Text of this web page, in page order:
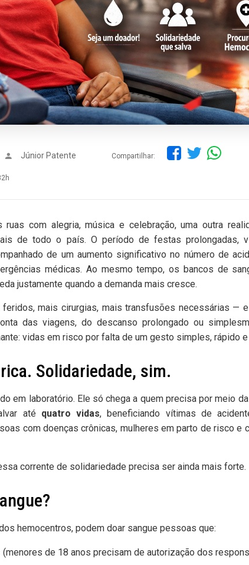
Júnior Patente Compartilhar:
ruas com alegria, música e celebração, uma outra
de todo o país. O período de festas prolongadas,
de um aumento significativo no número de
médicas. Ao mesmo tempo, os bancos de
justamente quando a demanda mais cresce.
feridos, mais cirurgias, mais transfusões necessárias —
das viagens, do descanso prolongado ou
vidas em risco por falta de um gesto simples, rápido
Solidariedade, sim.
em laboratório. Ele só chega a quem precisa por meio
até quatro vidas, beneficiando vítimas de
com doenças crônicas, mulheres em parto de risco e
corrente de solidariedade precisa ser ainda mais forte.
hemocentros, podem doar sangue pessoas que:
(menores de 18 anos precisam de autorização dos